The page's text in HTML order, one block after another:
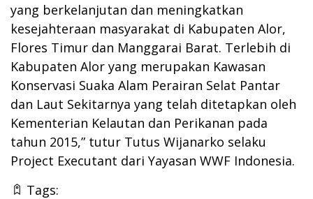
yang berkelanjutan dan meningkatkan
kesejahteraan masyarakat di Kabupaten Alor,
Flores Timur dan Manggarai Barat. Terlebih di
Kabupaten Alor yang merupakan Kawasan
Konservasi Suaka Alam Perairan Selat Pantar
dan Laut Sekitarnya yang telah ditetapkan oleh
Kementerian Kelautan dan Perikanan pada
tahun 2015,” tutur Tutus Wijanarko selaku
Project Executant dari Yayasan WWF Indonesia.
Tags: